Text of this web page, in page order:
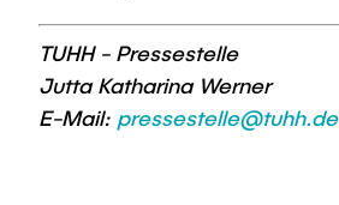
TUHH - Pressestelle
Jutta Katharina Werner
E-Mail: pressestelle@tuhh.de